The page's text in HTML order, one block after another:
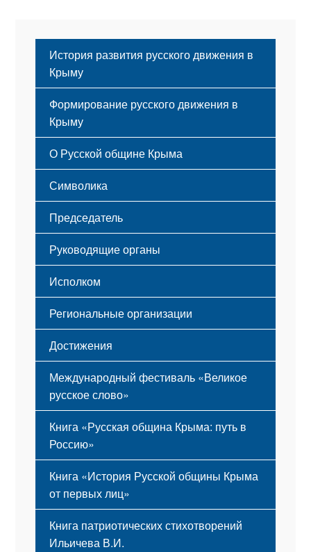
История развития русского движения в
Крыму
Формирование русского движения в
Крыму
Русский Крым
О Русской общине Крыма
Этапы становления
Принципы деятельности
Структура
Мероприятия
Символика
Флаг
Герб
Гимн
Председатель
Руководящие органы
Исполком
Региональные организации
Достижения
Международный фестиваль «Великое
русское слово»
Книга «Русская община Крыма: путь в
Россию»
Книга «История Русской общины Крыма
от первых лиц»
Книга патриотических стихотворений
Ильичева В.И.